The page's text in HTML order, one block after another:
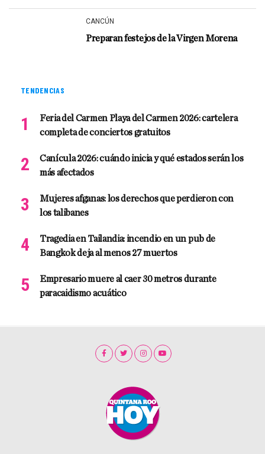
CANCÚN
Preparan festejos de la Virgen Morena
TENDENCIAS
Feria del Carmen Playa del Carmen 2026: cartelera
completa de conciertos gratuitos
Canícula 2026: cuándo inicia y qué estados serán los
más afectados
Mujeres afganas: los derechos que perdieron con
los talibanes
Tragedia en Tailandia: incendio en un pub de
Bangkok deja al menos 27 muertos
Empresario muere al caer 30 metros durante
paracaidismo acuático